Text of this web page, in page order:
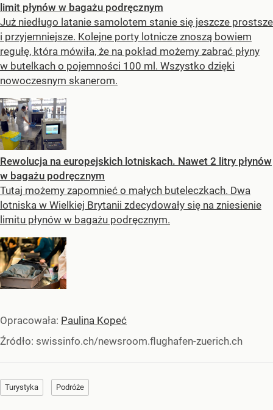
limit płynów w bagażu podręcznym
Już niedługo latanie samolotem stanie się jeszcze prostsze
i przyjemniejsze. Kolejne porty lotnicze znoszą bowiem
regułę, która mówiła, że na pokład możemy zabrać płyny
w butelkach o pojemności 100 ml. Wszystko dzięki
nowoczesnym skanerom.
Rewolucja na europejskich lotniskach. Nawet 2 litry płynów
w bagażu podręcznym
Tutaj możemy zapomnieć o małych buteleczkach. Dwa
lotniska w Wielkiej Brytanii zdecydowały się na zniesienie
limitu płynów w bagażu podręcznym.
Opracowała: Paulina Kopeć
Źródło: swissinfo.ch/newsroom.flughafen-zuerich.ch
Turystyka Podróże